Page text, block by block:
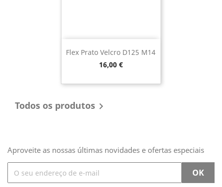
Flex Prato Velcro D125 M14
Preço
16,00 €
Todos os produtos 
Aproveite as nossas últimas novidades e ofertas especiais